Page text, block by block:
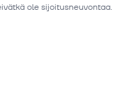
ole sijoitusneuvontaa.